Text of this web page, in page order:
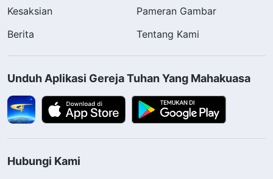
Kesaksian
Pameran Gambar
Berita
Tentang Kami
Unduh Aplikasi Gereja Tuhan Yang Mahakuasa
Hubungi Kami